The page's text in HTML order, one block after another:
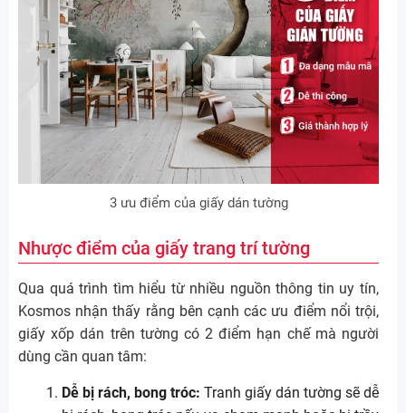
3 ưu điểm của giấy dán tường
Nhược điểm của giấy trang trí tường
Qua quá trình tìm hiểu từ nhiều nguồn thông tin uy tín,
Kosmos nhận thấy rằng bên cạnh các ưu điểm nổi trội,
giấy xốp dán trên tường có 2 điểm hạn chế mà người
dùng cần quan tâm:
Dễ bị rách, bong tróc: Tranh giấy dán tường sẽ dễ